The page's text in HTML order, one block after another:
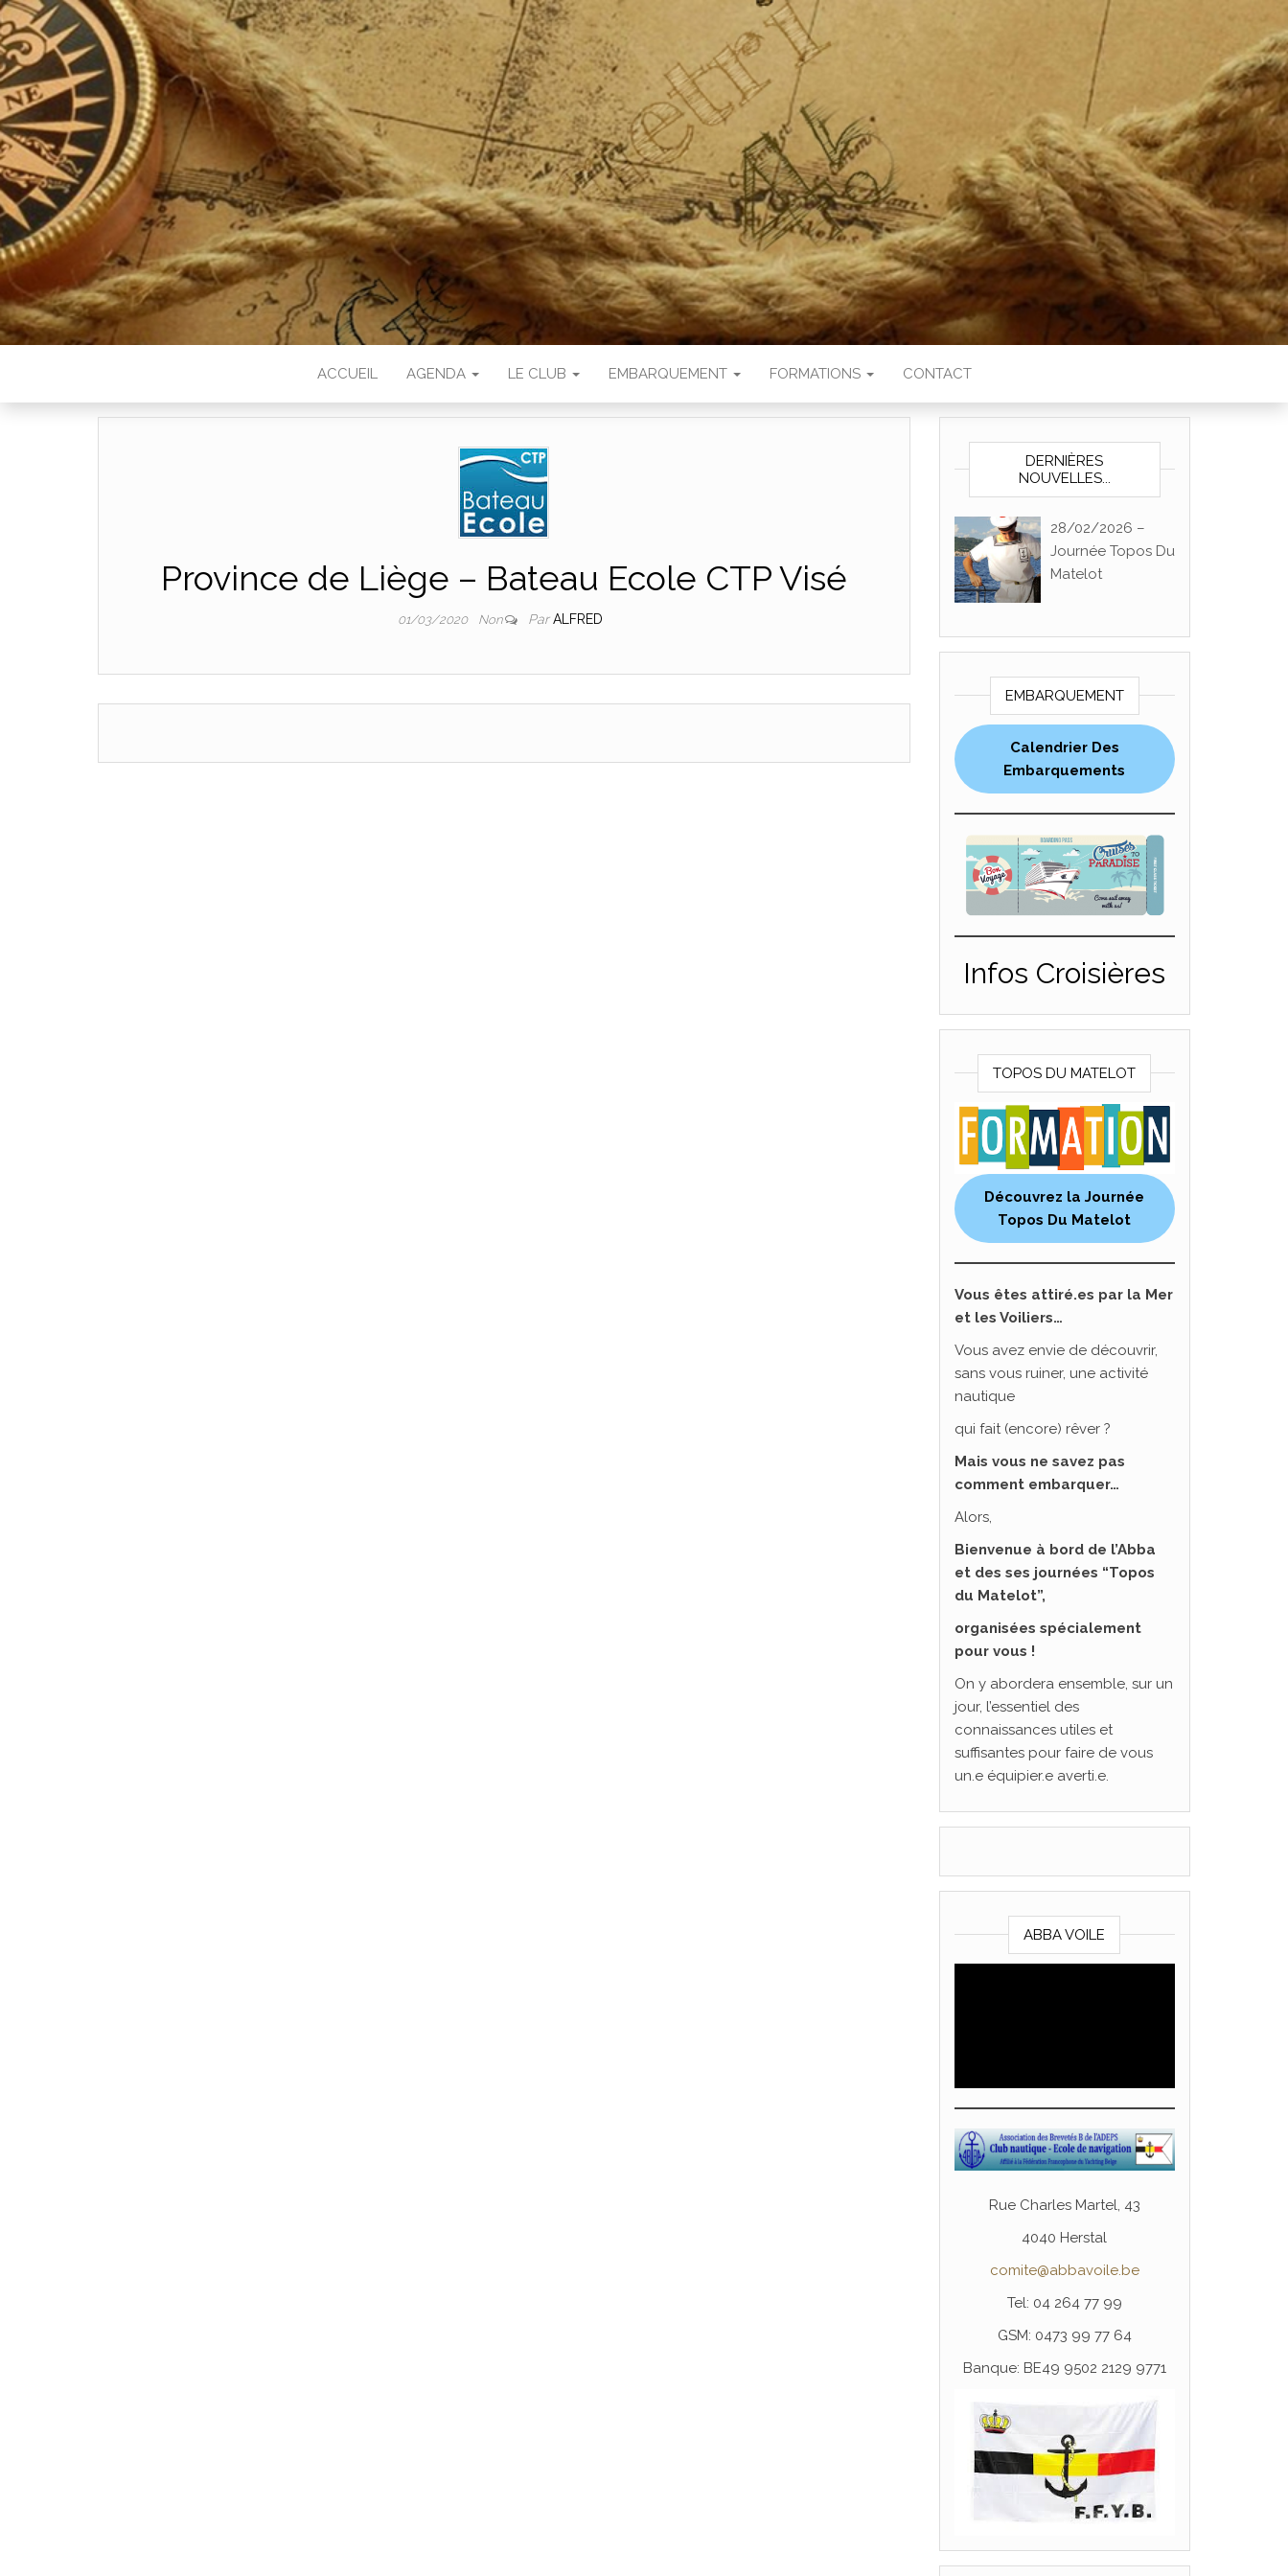
ACCUEIL AGENDA LE CLUB EMBARQUEMENT FORMATIONS CONTACT
Province de Liège – Bateau Ecole CTP Visé
01/03/2020 Non ParALFRED
DERNIÈRES
NOUVELLES...
28/02/2026 –
Journée Topos Du
Matelot
EMBARQUEMENT
Calendrier Des
Embarquements
Infos Croisières
TOPOS DU MATELOT
Découvrez la Journée
Topos Du Matelot
Vous êtes attiré.es par la Mer
et les Voiliers…
Vous avez envie de découvrir,
sans vous ruiner, une activité
nautique
qui fait (encore) rêver ?
Mais vous ne savez pas
comment embarquer…
Alors,
Bienvenue à bord de l’Abba
et des ses journées “Topos
du Matelot”,
organisées spécialement
pour vous !
On y abordera ensemble, sur un
jour, l’essentiel des
connaissances utiles et
suffisantes pour faire de vous
un.e équipier.e averti.e.
ABBA VOILE
Rue Charles Martel, 43
4040 Herstal
comite@abbavoile.be
Tel: 04 264 77 99
GSM: 0473 99 77 64
Banque: BE49 9502 2129 9771